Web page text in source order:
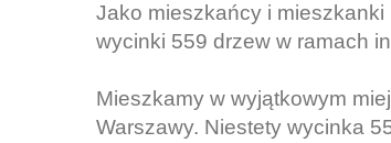
Jako mieszkańcy i
wycinki 559 drzew w ramach
Mieszkamy w wyjątkowym
Warszawy. Niestety wycinka